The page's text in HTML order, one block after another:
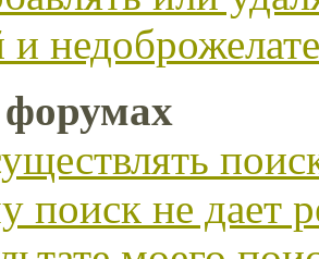
и
поиск не дает